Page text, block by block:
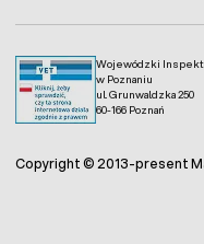
Wojewódzki
w Poznaniu
ul. Grunwaldzka 250
60-166 Poznań
Copyright © 2013-present